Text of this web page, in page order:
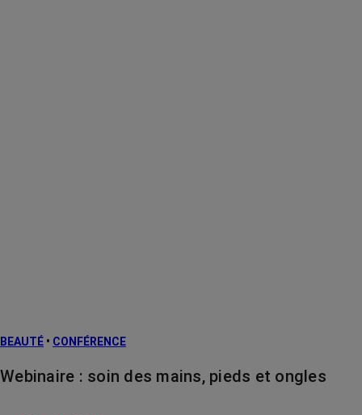
BEAUTÉ • CONFÉRENCE
Webinaire : soin des mains, pieds et ongles